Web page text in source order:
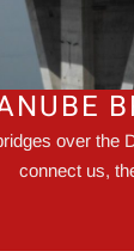
over the
connect us,